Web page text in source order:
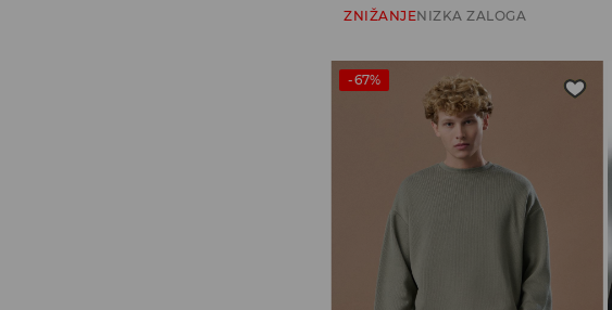
ZNIŽANJENIZKA ZALOGA
-67%